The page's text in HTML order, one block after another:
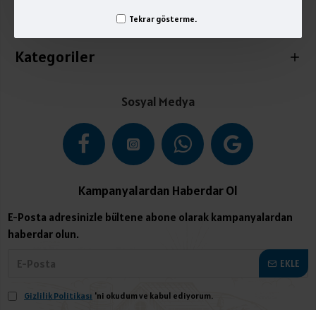
Tekrar gösterme.
Kategoriler
Sosyal Medya
Kampanyalardan Haberdar Ol
E-Posta adresinizle bültene abone olarak kampanyalardan
haberdar olun.
EKLE
Gizlilik Politikası 'ni okudum ve kabul ediyorum.